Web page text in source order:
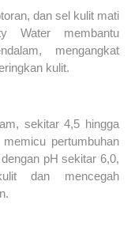
dan sel kulit mati
Water membantu
mengangkat
kulit.
sekitar 4,5 hingga
pertumbuhan
pH sekitar 6,0,
dan mencegah